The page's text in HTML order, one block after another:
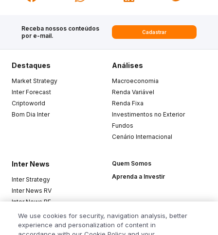
Receba nossos conteúdos
por e-mail.
Cadastrar
Destaques
Market Strategy
Inter Forecast
Criptoworld
Bom Dia Inter
Análises
Macroeconomia
Renda Variável
Renda Fixa
Investimentos no Exterior
Fundos
Cenário Internacional
Inter News
Inter Strategy
Inter News RV
Inter News RF
Top Funds
Quem Somos
Aprenda a Investir
We use cookies for security, navigation analysis, better
experience and personalization of content in